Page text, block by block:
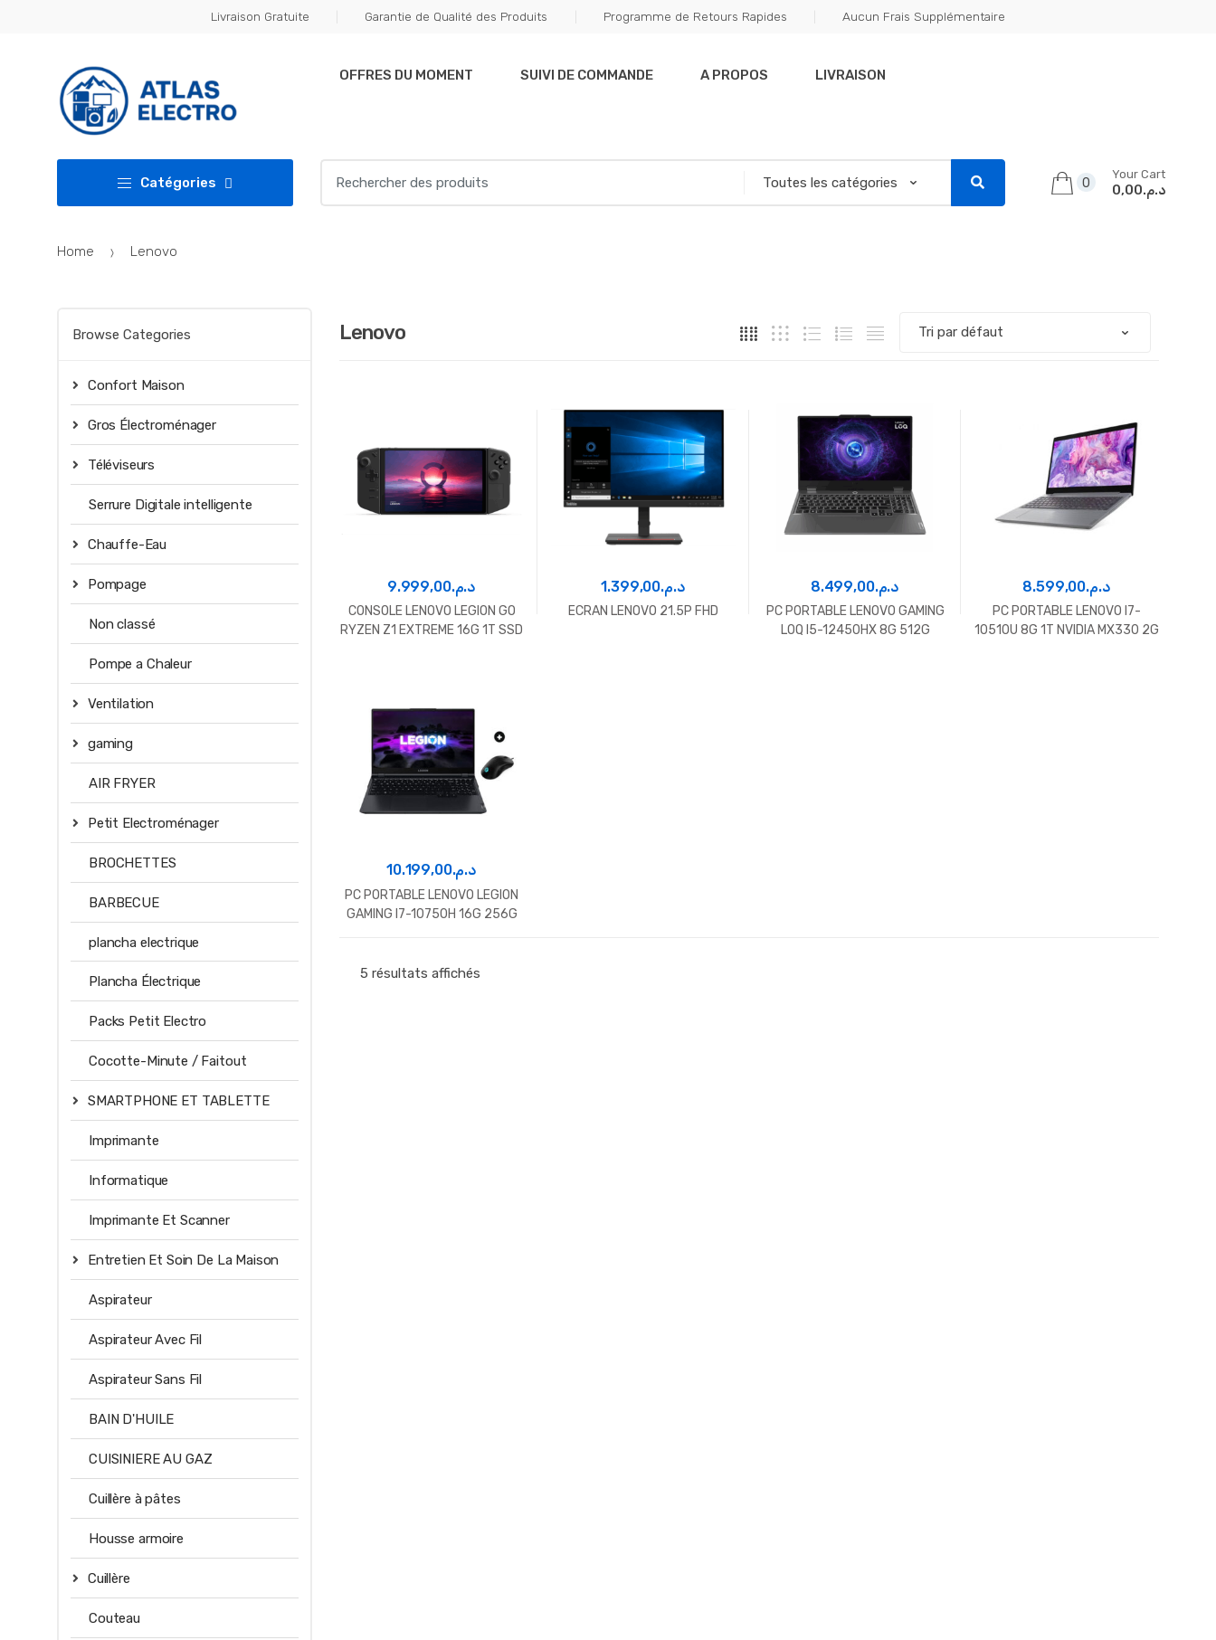
Livraison Gratuite Garantie de Qualité des Produits Programme de Retours Rapides Aucun Frais Supplémentaire
OFFRES DU MOMENT SUIVI DE COMMANDE A PROPOS LIVRAISON
Catégories
for:
0
Your Cart
د.م.0,00
Home Lenovo
Lenovo
د.م.9.999,00
CONSOLE LENOVO LEGION GO
RYZEN Z1 EXTREME 16G 1T SSD
د.م.1.399,00
ECRAN LENOVO 21.5P FHD
د.م.8.499,00
PC PORTABLE LENOVO GAMING
LOQ I5-12450HX 8G 512G
د.م.8.599,00
PC PORTABLE LENOVO I7-
10510U 8G 1T NVIDIA MX330 2G
د.م.10.199,00
PC PORTABLE LENOVO LEGION
GAMING I7-10750H 16G 256G
5 résultats affichés
Browse Categories
Confort Maison
Gros Électroménager
Téléviseurs
Serrure Digitale intelligente
Chauffe-Eau
Pompage
Non classé
Pompe a Chaleur
Ventilation
gaming
AIR FRYER
Petit Electroménager
BROCHETTES
BARBECUE
plancha electrique
Plancha Électrique
Packs Petit Electro
Cocotte-Minute / Faitout
SMARTPHONE ET TABLETTE
Imprimante
Informatique
Imprimante Et Scanner
Entretien Et Soin De La Maison
Aspirateur
Aspirateur Avec Fil
Aspirateur Sans Fil
BAIN D'HUILE
CUISINIERE AU GAZ
Cuillère à pâtes
Housse armoire
Cuillère
Couteau